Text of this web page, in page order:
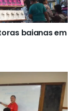
baianas em